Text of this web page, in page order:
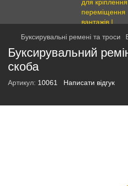
Буксирувальні ремені та троси
Буксирувальний
скоба
Артикул: 10061 Написати відгук